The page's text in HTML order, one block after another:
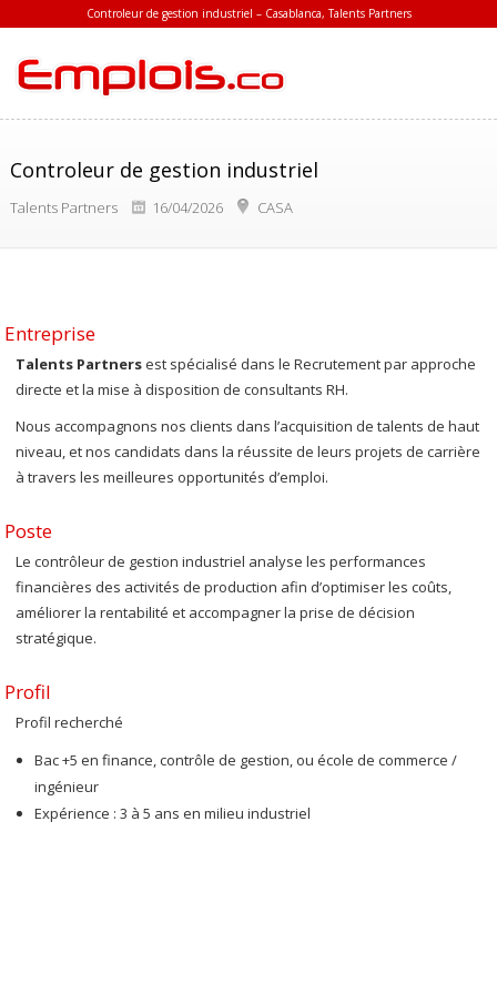
Controleur de gestion industriel – Casablanca, Talents Partners
Controleur de gestion industriel
Talents Partners 16/04/2026 CASA
Entreprise
Talents Partnersest spécialisé dans le Recrutement par approche
directe et la mise à disposition de consultants RH.
Nous accompagnons nos clients dans l’acquisition de talents de haut
niveau, et nos candidats dans la réussite de leurs projets de carrière
à travers les meilleures opportunités d’emploi.
Poste
Le contrôleur de gestion industriel analyse les performances
financières des activités de production afin d’optimiser les coûts,
améliorer la rentabilité et accompagner la prise de décision
stratégique.
Profil
Profil recherché
Bac +5 en finance, contrôle de gestion, ou école de commerce /
ingénieur
Expérience : 3 à 5 ans en milieu industriel